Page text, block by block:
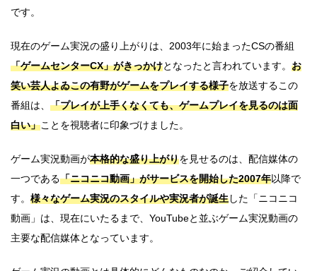
です。
現在のゲーム実況の盛り上がりは、2003年に始まったCSの番組
「ゲームセンターCX」がきっかけとなったと言われています。 お
笑い芸人よゐこの有野がゲームをプレイする様子を放送するこの
番組は、 「プレイが上手くなくても、ゲームプレイを見るのは面
白い」ことを視聴者に印象づけました。
ゲーム実況動画が本格的な盛り上がりを見せるのは、配信媒体の
一つである「ニコニコ動画」がサービスを開始した2007年以降で
す。 様々なゲーム実況のスタイルや実況者が誕生した「ニコニコ
動画」は、現在にいたるまで、YouTubeと並ぶゲーム実況動画の
主要な配信媒体となっています。